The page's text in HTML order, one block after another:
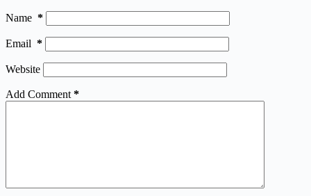
Name *
Email *
Website
Add Comment *